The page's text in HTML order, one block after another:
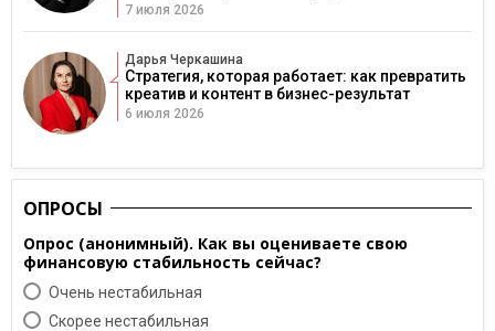
7 июля 2026
Дарья Черкашина
Стратегия, которая работает: как превратить
креатив и контент в бизнес-результат
6 июля 2026
ОПРОСЫ
Опрос (анонимный). Как вы оцениваете свою
финансовую стабильность сейчас?
Очень нестабильная
Скорее нестабильная